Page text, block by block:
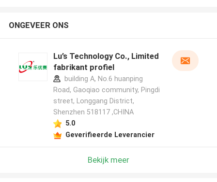
ONGEVEER ONS
Lu’s Technology Co., Limited
fabrikant profiel
building A, No.6 huanping
Road, Gaoqiao community, Pingdi
street, Longgang District,
Shenzhen 518117 ,CHINA
5.0
Geverifieerde Leverancier
Bekijk meer